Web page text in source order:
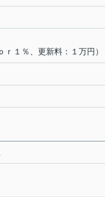
１％、更新料：１万円）